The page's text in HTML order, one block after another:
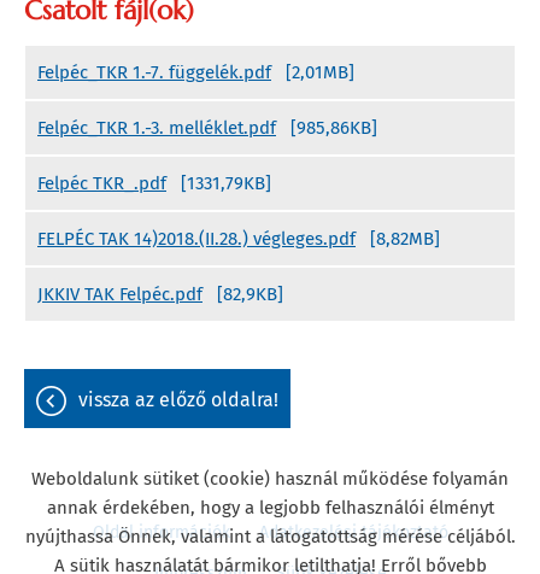
Csatolt fájl(ok)
Felpéc_TKR 1.-7. függelék.pdf [2,01MB]
Felpéc_TKR 1.-3. melléklet.pdf [985,86KB]
Felpéc TKR_.pdf [1331,79KB]
FELPÉC TAK 14)2018.(II.28.) végleges.pdf [8,82MB]
JKKIV TAK Felpéc.pdf [82,9KB]
vissza az előző oldalra!
Oldal információk
Adatkezelési tájékoztató
Weboldalunk sütiket (cookie) használ működése folyamán
annak érdekében, hogy a legjobb felhasználói élményt
nyújthassa Önnek, valamint a látogatottság mérése céljából.
A sütik használatát bármikor letilthatja! Erről bővebb